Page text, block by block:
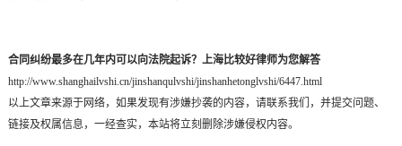
合同纠纷最多在几年内可以向法院起诉？上海比较好律师为您解答
http://www.shanghailvshi.cn/jinshanqulvshi/jinshanhetonglvshi/6447.html
以上文章来源于网络，如果发现有涉嫌抄袭的内容，请联系我们，并提交问题、
链接及权属信息，一经查实，本站将立刻删除涉嫌侵权内容。